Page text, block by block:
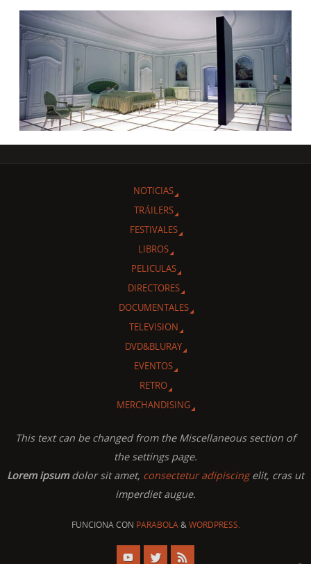
NOTICIAS
TRÁILERS
FESTIVALES
LIBROS
PELICULAS
DIRECTORES
DOCUMENTALES
TELEVISION
DVD&BLURAY
EVENTOS
RETRO
MERCHANDISING
This text can be changed from the Miscellaneous section of
the settings page.
Lorem ipsumdolor sit amet, consectetur adipiscingelit, cras ut
imperdiet augue.
FUNCIONA CON PARABOLA&WORDPRESS.